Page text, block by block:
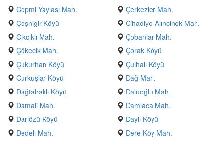
Cepmi Yaylası Mah.
Çerkezler Mah.
Çeşnigir Köyü
Cihadiye-Alıncinek Mah.
Cıkcıklı Mah.
Çobanlar Mah.
Çökecik Mah.
Çorak Köyü
Çukurhan Köyü
Çulhalı Köyü
Curkuşlar Köyü
Dağ Mah.
Dağtabaklı Köyü
Daluoğlu Mah.
Damali Mah.
Damlaca Mah.
Darıözü Köyü
Daylı Köyü
Dedeli Mah.
Dere Köy Mah.